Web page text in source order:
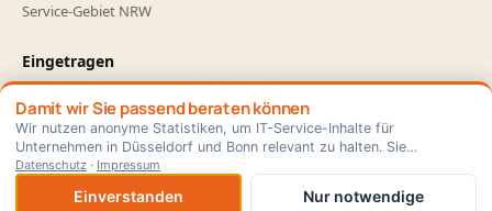
⊕ Als App installieren
Service-Gebiet NRW
Eingetragen
Amtsgericht Düsseldorf
Impressum · Datenschutz
Damit wir Sie passend beraten können
Wir nutzen anonyme Statistiken, um IT-Service-Inhalte für
Unternehmen in Düsseldorf und Bonn relevant zu halten. Sie
entscheiden — jederzeit änderbar.
Datenschutz · Impressum
Einverstanden Nur notwendige